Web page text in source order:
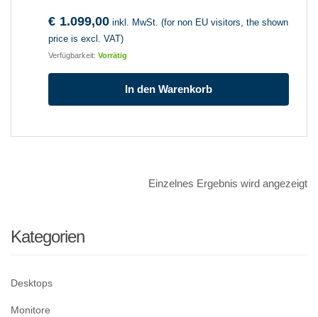
€ 1.099,00 inkl. MwSt. (for non EU visitors, the shown
price is excl. VAT)
Verfügbarkeit: Vorrätig
In den Warenkorb
Einzelnes Ergebnis wird angezeigt
Kategorien
Desktops
Monitore